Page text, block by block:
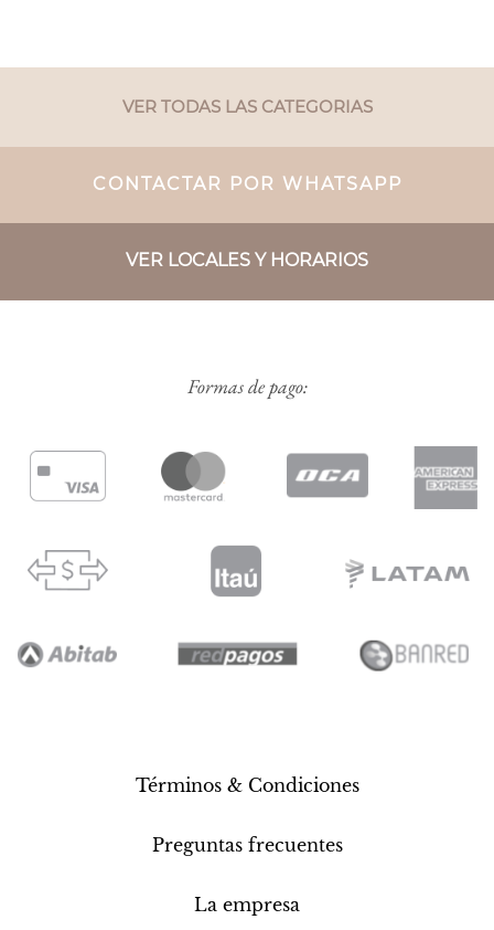
VER TODAS LAS CATEGORIAS
CONTACTAR POR WHATSAPP
VER LOCALES Y HORARIOS
Formas de pago:
Términos & Condiciones
Preguntas frecuentes
La empresa